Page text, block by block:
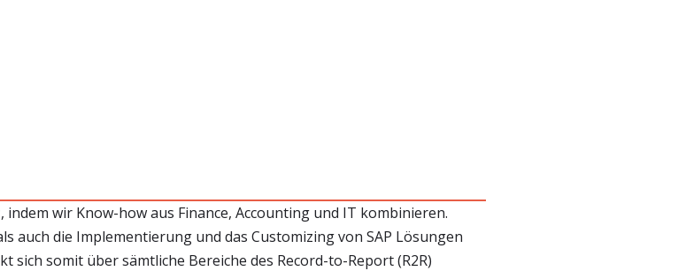
wir Know-how aus Finance, Accounting und IT kombinieren.
auch die Implementierung und das Customizing von SAP Lösungen
somit über sämtliche Bereiche des Record-to-Report (R2R)